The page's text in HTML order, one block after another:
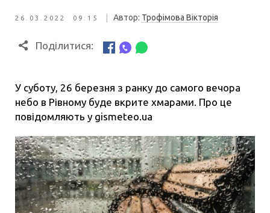
26.03.2022 09:15 Автор: Трофімова Вікторія
Поділитися:
У суботу, 26 березня з ранку до самого вечора
небо в Рівному буде вкрите хмарами. Про це
повідомляють у gismeteo.ua